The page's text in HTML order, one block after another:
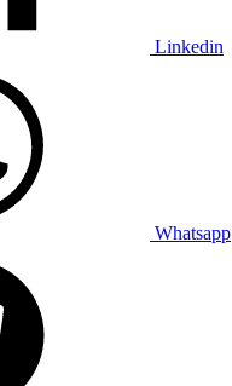
Linkedin
Whatsapp